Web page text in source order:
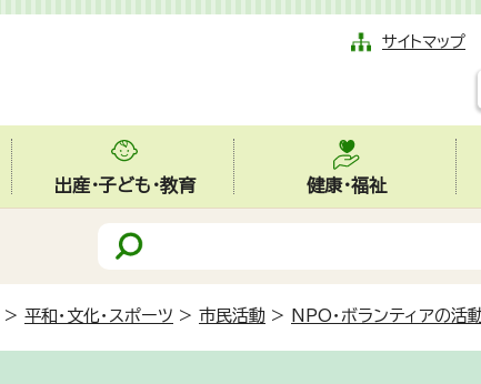
サイトマップ
出産・子ども・教育 健康・福祉
> 平和・文化・スポーツ > 市民活動 > NPO・ボランティアの活